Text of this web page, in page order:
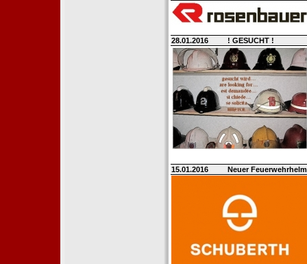
28.01.2016 ! GESUCHT !
15.01.2016 Neuer